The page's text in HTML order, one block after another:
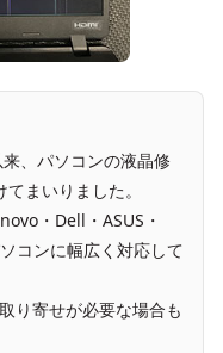
、パソコンの液晶修
まいりました。
・Dell・ASUS・
コンに幅広く対応して
り寄せが必要な場合も